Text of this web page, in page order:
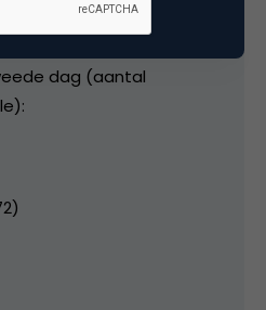
dag (aantal